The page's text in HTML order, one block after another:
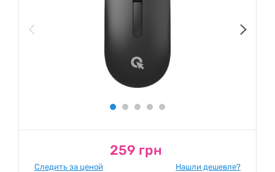
259 грн
Следить за ценой Нашли дешевле?